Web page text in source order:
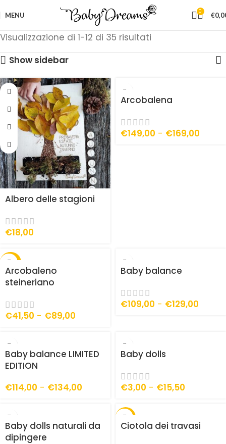
MENU 0 €
Visualizzazione di 1-12 di 35 risultati
Show sidebar
Albero delle stagioni
€18,00
Arcobalena
€149,00 - €169,00
-30%
Arcobaleno
steineriano
€41,50 - €89,00
Baby balance
€109,00 - €129,00
Baby balance LIMITED
EDITION
€114,00 - €134,00
Baby dolls
€3,00 - €15,50
Baby dolls naturali da
dipingere
-8%
Ciotola dei travasi